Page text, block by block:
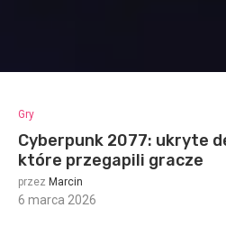
Gry
Cyberpunk 2077: ukryte
które przegapili gracze
przez Marcin
6 marca 2026